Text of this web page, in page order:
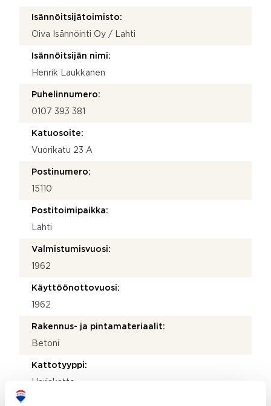
Isännöitsijätoimisto:
Oiva Isännöinti Oy / Lahti
Isännöitsijän nimi:
Henrik Laukkanen
Puhelinnumero:
0107 393 381
Katuosoite:
Vuorikatu 23 A
Postinumero:
15110
Postitoimipaikka:
Lahti
Valmistumisvuosi:
1962
Käyttöönottovuosi:
1962
Rakennus- ja pintamateriaalit:
Betoni
Kattotyyppi:
Harjakatto